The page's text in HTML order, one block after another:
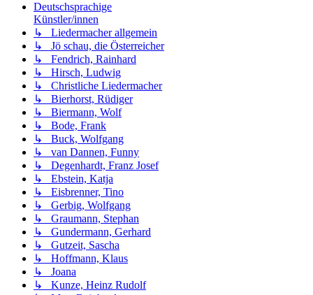
Deutschsprachige
Künstler/innen
↳ Liedermacher allgemein
↳ Jö schau, die Österreicher
↳ Fendrich, Rainhard
↳ Hirsch, Ludwig
↳ Christliche Liedermacher
↳ Bierhorst, Rüdiger
↳ Biermann, Wolf
↳ Bode, Frank
↳ Buck, Wolfgang
↳ van Dannen, Funny
↳ Degenhardt, Franz Josef
↳ Ebstein, Katja
↳ Eisbrenner, Tino
↳ Gerbig, Wolfgang
↳ Graumann, Stephan
↳ Gundermann, Gerhard
↳ Gutzeit, Sascha
↳ Hoffmann, Klaus
↳ Joana
↳ Kunze, Heinz Rudolf